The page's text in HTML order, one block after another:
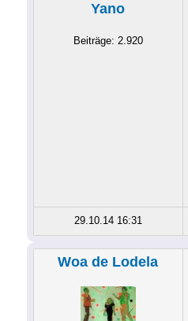
Yano
Beiträge: 2.920
29.10.14 16:31
Woa de Lodela